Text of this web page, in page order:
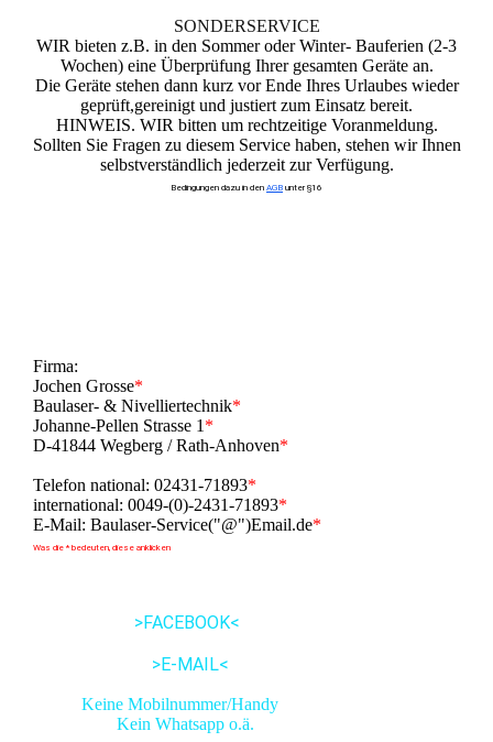
SONDERSERVICE
WIR bieten z.B. in den Sommer oder Winter- Bauferien (2-3
Wochen) eine Überprüfung Ihrer gesamten Geräte an.
Die Geräte stehen dann kurz vor Ende Ihres Urlaubes wieder
geprüft,gereinigt und justiert zum Einsatz bereit.
HINWEIS. WIR bitten um rechtzeitige Voranmeldung.
Sollten Sie Fragen zu diesem Service haben, stehen wir Ihnen
selbstverständlich jederzeit zur Verfügung.
Bedingungen dazu in den AGB unter §16
Firma:
Jochen Grosse*
Baulaser- & Nivelliertechnik*
Johanne-Pellen Strasse 1 *
D-41844 Wegberg / Rath-Anhoven*
Telefon national: 02431-71893*
international: 0049-(0)-2431-71893*
E-Mail: Baulaser-Service("@")Email.de*
Was die * bedeuten, diese anklicken
>FACEBOOK<
>E-MAIL<
Keine Mobilnummer/Handy
Kein Whatsapp o.ä.